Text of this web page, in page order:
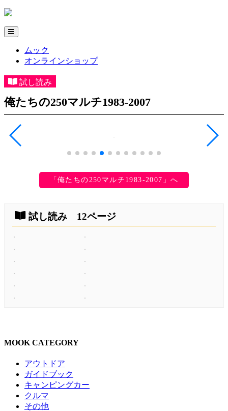
ムック
オンラインショップ
試し読み
俺たちの250マルチ1983-2007
「俺たちの250マルチ1983-2007」へ
試し読み 12ページ
MOOK CATEGORY
アウトドア
ガイドブック
キャンピングカー
クルマ
その他